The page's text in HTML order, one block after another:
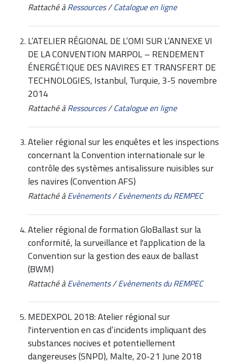
Rattaché à Ressources/Catalogue en ligne
L’ATELIER RÉGIONAL DE L’OMI SUR L’ANNEXE VI
DE LA CONVENTION MARPOL – RENDEMENT
ÉNERGÉTIQUE DES NAVIRES ET TRANSFERT DE
TECHNOLOGIES, Istanbul, Turquie, 3-5 novembre
2014
Rattaché à Ressources/Catalogue en ligne
Atelier régional sur les enquêtes et les inspections
concernant la Convention internationale sur le
contrôle des systèmes antisalissure nuisibles sur
les navires (Convention AFS)
Rattaché à Evènements/Evènements du REMPEC
Atelier régional de formation GloBallast sur la
conformité, la surveillance et l'application de la
Convention sur la gestion des eaux de ballast
(BWM)
Rattaché à Evènements/Evènements du REMPEC
MEDEXPOL 2018: Atelier régional sur
l'intervention en cas d’incidents impliquant des
substances nocives et potentiellement
dangereuses (SNPD), Malte, 20-21 June 2018